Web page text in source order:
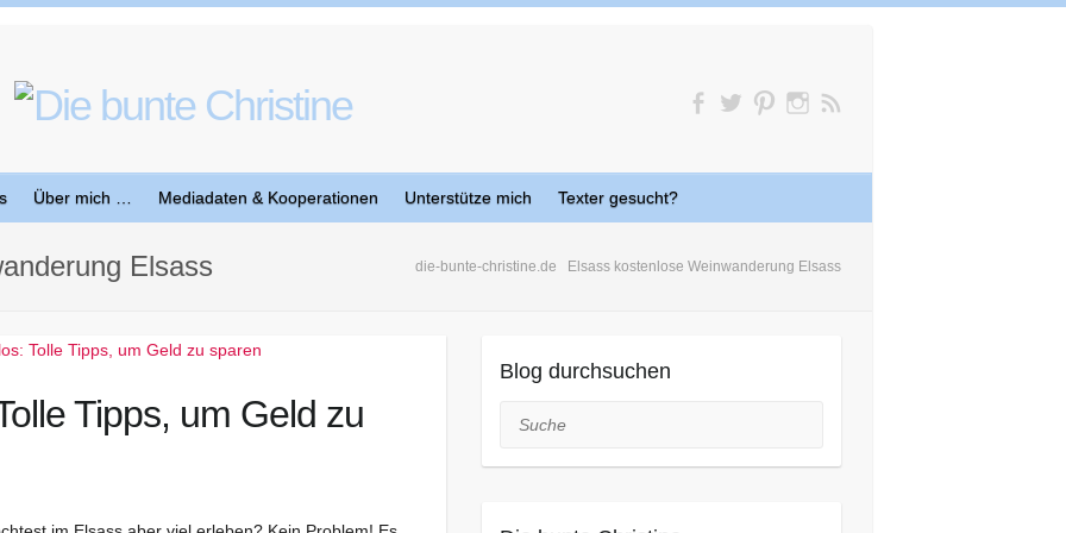
Über mich … Mediadaten & Kooperationen Unterstütze mich Texter gesucht?
die-bunte-christine.de Elsass kostenlose Weinwanderung Elsass
Elsass
Tipps, um Geld zu
Blog durchsuchen
Suche